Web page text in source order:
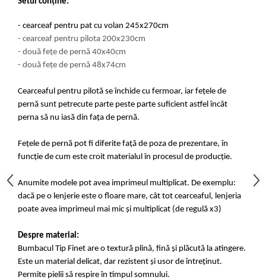
- cearceaf pentru pat cu volan 245x270cm
- cearceaf pentru pilota 200x230cm
- două fețe de pernă 40x40cm
- două fețe de pernă 48x74cm
Cearceaful pentru pilotă se închide cu fermoar, iar fețele de
pernă sunt petrecute parte peste parte suficient astfel încât
perna să nu iasă din fața de pernă.
Fețele de pernă pot fi diferite față de poza de prezentare, în
funcție de cum este croit materialul în procesul de producție.
Anumite modele pot avea imprimeul multiplicat. De exemplu:
dacă pe o lenjerie este o floare mare, cât tot cearceaful, lenjeria
poate avea imprimeul mai mic și multiplicat (de regulă x3)
Despre material:
Bumbacul Tip Finet are o textură plină, fină și plăcută la atingere.
Este un material delicat, dar rezistent și usor de întreținut.
Permite pielii să respire în timpul somnului.